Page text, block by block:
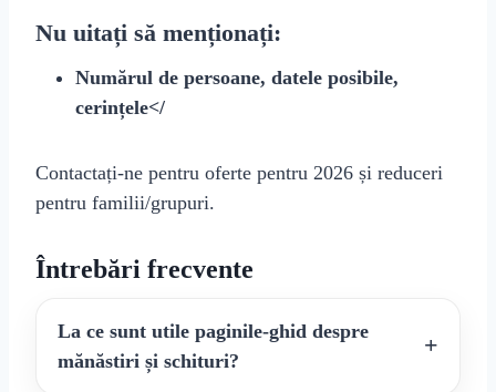
Nu uitați să menționați:
Numărul de persoane, datele posibile,
cerințele</
Contactați-ne pentru oferte pentru 2026 și reduceri
pentru familii/grupuri.
Întrebări frecvente
La ce sunt utile paginile-ghid despre
mănăstiri și schituri?